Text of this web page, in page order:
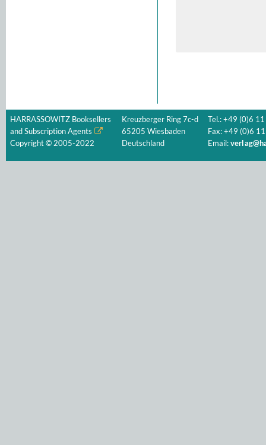
HARRASSOWITZ Booksellers
and Subscription Agents
Copyright © 2005-2022
Kreuzberger Ring 7c-d
65205 Wiesbaden
Deutschland
Tel.: +49 (0)6
Fax: +49 (0)6
Email: